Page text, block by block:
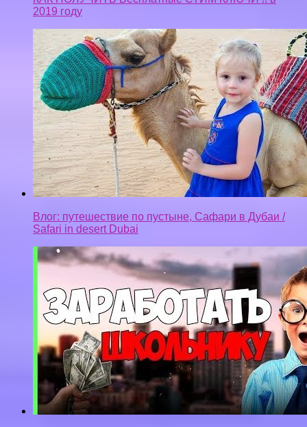
2019 году
Влог: путешествие по пустыне, Сафари в Дубаи /
Safari in desert Dubai